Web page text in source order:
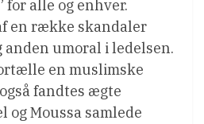
for alle og enhver.
en række skandaler
umoral i ledelsen.
en muslimske
fandtes ægte
og Moussa samlede